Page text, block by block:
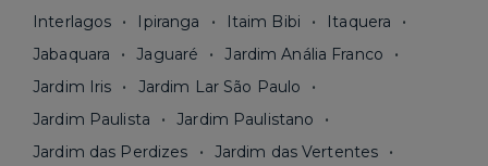
Interlagos
Ipiranga Itaim Bibi
Itaquera
Jabaquara
Jaguaré
Jardim Anália Franco
Jardim Iris
Jardim Lar São Paulo
Jardim Paulista
Jardim Paulistano
Jardim das Perdizes
Jardim das Vertentes